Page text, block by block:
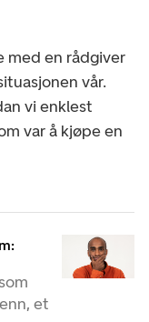
med en rådgiver
vår.
vi enklest
var å kjøpe en
et